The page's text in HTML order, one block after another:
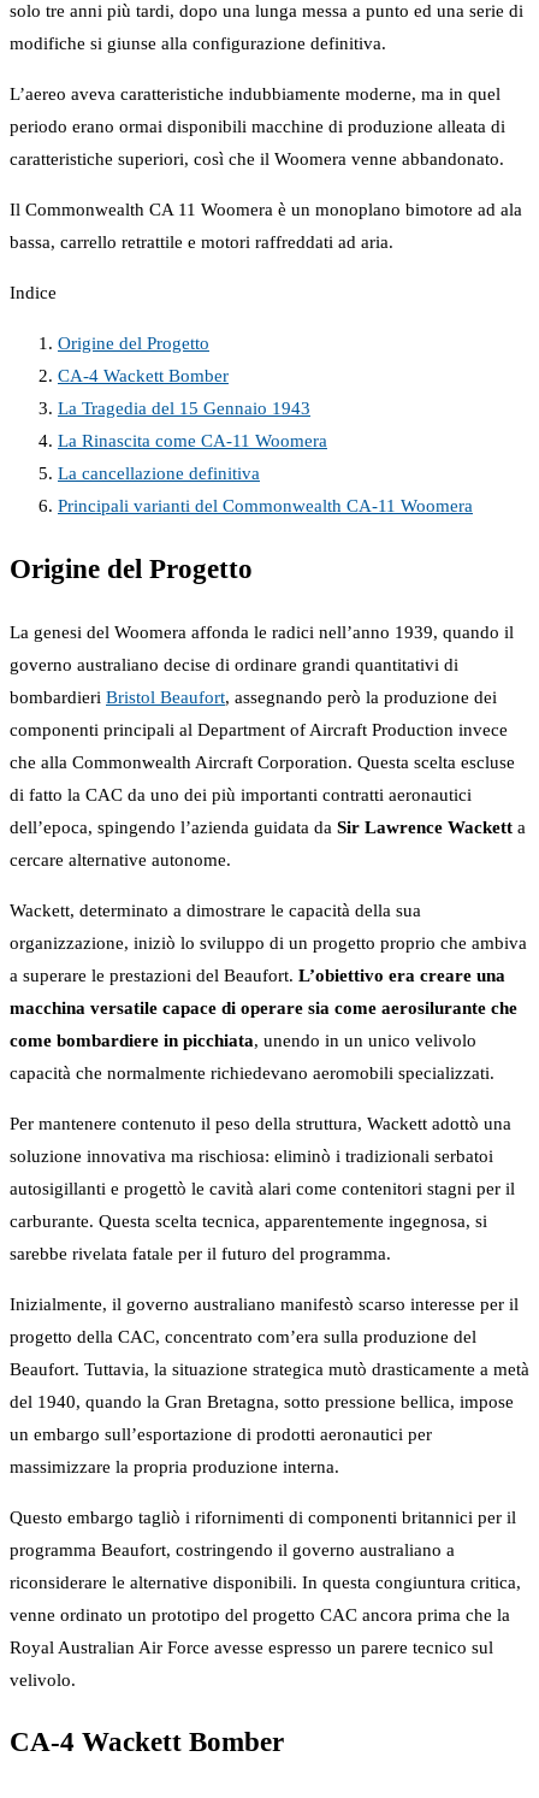
solo tre anni più tardi, dopo una lunga messa a punto ed una serie di
modifiche si giunse alla configurazione definitiva.
L’aereo aveva caratteristiche indubbiamente moderne, ma in quel
periodo erano ormai disponibili macchine di produzione alleata di
caratteristiche superiori, così che il Woomera venne abbandonato.
Il Commonwealth CA 11 Woomera è un monoplano bimotore ad ala
bassa, carrello retrattile e motori raffreddati ad aria.
Indice
Origine del Progetto
CA-4 Wackett Bomber
La Tragedia del 15 Gennaio 1943
La Rinascita come CA-11 Woomera
La cancellazione definitiva
Principali varianti del Commonwealth CA-11 Woomera
Origine del Progetto
La genesi del Woomera affonda le radici nell’anno 1939, quando il
governo australiano decise di ordinare grandi quantitativi di
bombardieri Bristol Beaufort, assegnando però la produzione dei
componenti principali al Department of Aircraft Production invece
che alla Commonwealth Aircraft Corporation. Questa scelta escluse
di fatto la CAC da uno dei più importanti contratti aeronautici
dell’epoca, spingendo l’azienda guidata da Sir Lawrence Wackett a
cercare alternative autonome.
Wackett, determinato a dimostrare le capacità della sua
organizzazione, iniziò lo sviluppo di un progetto proprio che ambiva
a superare le prestazioni del Beaufort. L’obiettivo era creare una
macchina versatile capace di operare sia come aerosilurante che
come bombardiere in picchiata, unendo in un unico velivolo
capacità che normalmente richiedevano aeromobili specializzati.
Per mantenere contenuto il peso della struttura, Wackett adottò una
soluzione innovativa ma rischiosa: eliminò i tradizionali serbatoi
autosigillanti e progettò le cavità alari come contenitori stagni per il
carburante. Questa scelta tecnica, apparentemente ingegnosa, si
sarebbe rivelata fatale per il futuro del programma.
Inizialmente, il governo australiano manifestò scarso interesse per il
progetto della CAC, concentrato com’era sulla produzione del
Beaufort. Tuttavia, la situazione strategica mutò drasticamente a metà
del 1940, quando la Gran Bretagna, sotto pressione bellica, impose
un embargo sull’esportazione di prodotti aeronautici per
massimizzare la propria produzione interna.
Questo embargo tagliò i rifornimenti di componenti britannici per il
programma Beaufort, costringendo il governo australiano a
riconsiderare le alternative disponibili. In questa congiuntura critica,
venne ordinato un prototipo del progetto CAC ancora prima che la
Royal Australian Air Force avesse espresso un parere tecnico sul
velivolo.
CA-4 Wackett Bomber